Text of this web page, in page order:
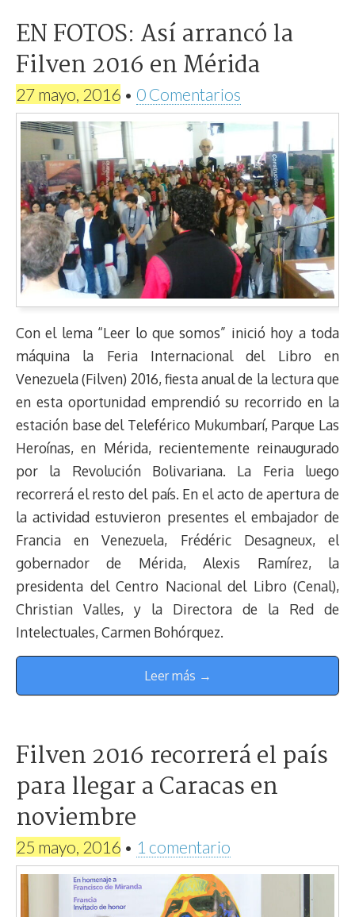
EN FOTOS: Así arrancó la
Filven 2016 en Mérida
27 mayo, 2016 • 0 Comentarios
Con el lema “Leer lo que somos” inició hoy a toda
máquina la Feria Internacional del Libro en
Venezuela (Filven) 2016, fiesta anual de la lectura que
en esta oportunidad emprendió su recorrido en la
estación base del Teleférico Mukumbarí, Parque Las
Heroínas, en Mérida, recientemente reinaugurado
por la Revolución Bolivariana. La Feria luego
recorrerá el resto del país. En el acto de apertura de
la actividad estuvieron presentes el embajador de
Francia en Venezuela, Frédéric Desagneux, el
gobernador de Mérida, Alexis Ramírez, la
presidenta del Centro Nacional del Libro (Cenal),
Christian Valles, y la Directora de la Red de
Intelectuales, Carmen Bohórquez.
Leer más →
Filven 2016 recorrerá el país
para llegar a Caracas en
noviembre
25 mayo, 2016 • 1 comentario